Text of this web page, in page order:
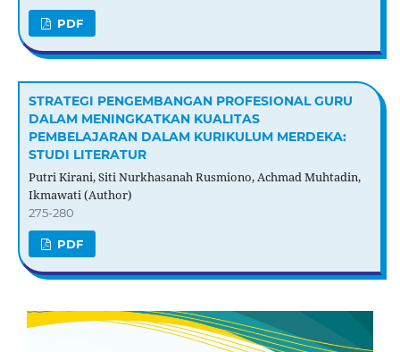
PDF
STRATEGI PENGEMBANGAN PROFESIONAL GURU
DALAM MENINGKATKAN KUALITAS
PEMBELAJARAN DALAM KURIKULUM MERDEKA:
STUDI LITERATUR
Putri Kirani, Siti Nurkhasanah Rusmiono, Achmad Muhtadin,
Ikmawati (Author)
275-280
PDF